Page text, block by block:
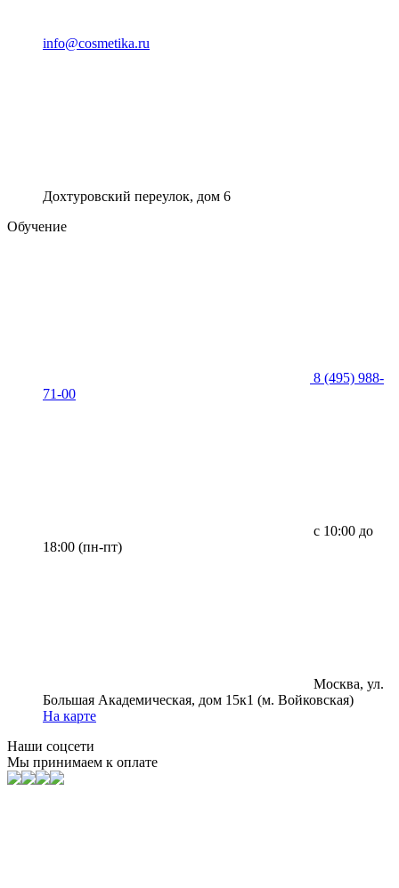
info@cosmetika.ru
Дохтуровский переулок, дом 6
Обучение
8 (495) 988-
71-00
с 10:00 до
18:00 (пн-пт)
Москва, ул.
Большая Академическая, дом 15к1 (м. Войковская)
На карте
Наши соцсети
Мы принимаем к оплате